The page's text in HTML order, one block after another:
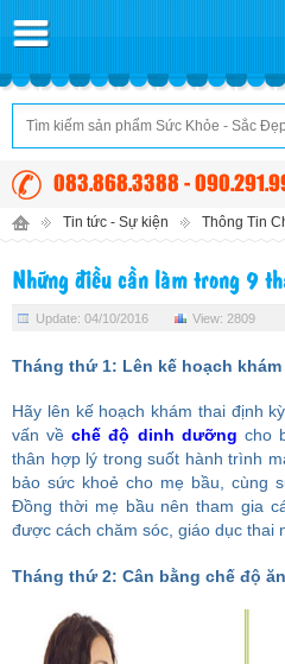
083.868.3388 -
Tin tức - Sự kiện Thông Tin
Những điều cần làm trong 9
Update: 04/10/2016 View: 2809
Tháng thứ 1: Lên kế hoạch khám
Hãy lên kế hoạch khám thai định
vấn vềchế độ dinh dưỡng cho
thân hợp lý trong suốt hành trình
bảo sức khoẻ cho mẹ bầu, cùng
Đồng thời mẹ bầu nên tham gia
được cách chăm sóc, giáo dục thai
Tháng thứ 2: Cân bằng chế độ